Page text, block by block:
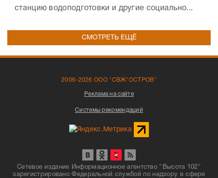
станцию водоподготовки и другие социально...
СМОТРЕТЬ ЕЩЁ
2006-2026 ООО "СВЖ"ОСТРОВ"
Реклама на сайте
Системы рекомендаций
Сетевое издание Информационное агентство "Высота 102"
зарегистрировано Федеральной службой по надзору в сфере